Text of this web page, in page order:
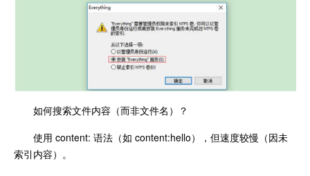
如何搜索文件内容（而非文件名）？
使用 content: 语法（如 content:hello），但速度较慢（因未
索引内容）。